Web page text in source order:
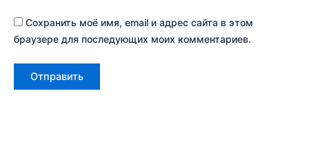
Сохранить моё имя, email и адрес сайта в этом
браузере для последующих моих комментариев.